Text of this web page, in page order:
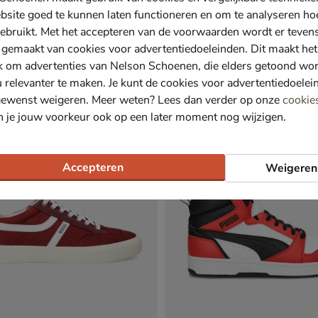
Britton Drive
- rood
adidas Barreda Mundo
Lage sneakers - rood
€ 89,99
89,99
Sale
goed te kunnen laten functioneren en om te analyseren
Met het accepteren van de voorwaarden wordt er
van cookies voor advertentiedoeleinden. Dit maakt het
om advertenties van Nelson Schoenen, die elders getoond
relevanter te maken. Je kunt de cookies voor
weigeren. Meer weten? Lees dan verder op onze
je jouw voorkeur ook op een later moment nog wijzigen.
Accepteren Weigeren